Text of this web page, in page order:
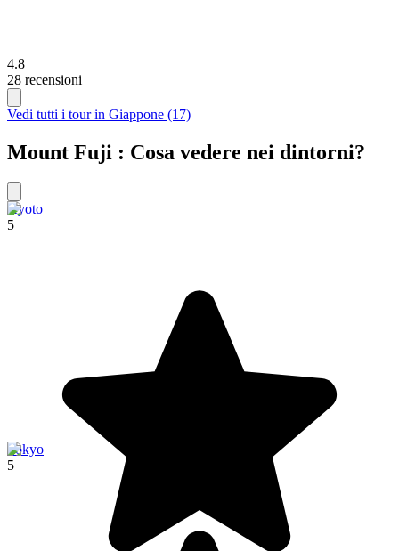
4.8
28 recensioni
Vedi tutti i tour in Giappone (17)
Mount Fuji : Cosa vedere nei dintorni?
Kyoto
5
Tokyo
5